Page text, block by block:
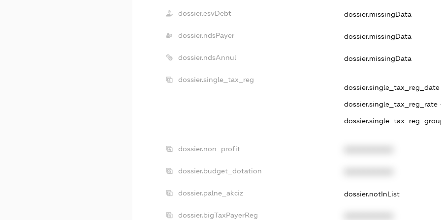
dossier.esvDebt dossier.missingData
dossier.ndsPayer dossier.missingData
dossier.ndsAnnul dossier.missingData
dossier.single_tax_reg
dossier.single_tax_reg_date -
dossier.single_tax_reg_rate
dossier.non_profit
dossier.budget_dotation
dossier.palne_akciz dossier.notInList
dossier.bigTaxPayerReg